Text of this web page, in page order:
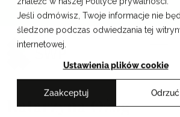
Jeśli odmówisz, Twoje informacje nie
śledzone podczas odwiedzania tej
internetowej.
Ustawienia plików cookie
Zaakceptuj Odrzuć
Przejdź
treści
Krakowskie Szkoły
Katarzyna Ożóg